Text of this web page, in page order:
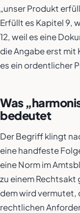
„unser Produkt
Erfüllt es Kapitel 9,
12, weil es eine
die Angabe erst mit
es ein ordentlicher
Was
bedeutet
Der Begriff klingt
eine handfeste
eine Norm im
zu einem Rechtsakt
dem wird vermutet,
rechtlichen